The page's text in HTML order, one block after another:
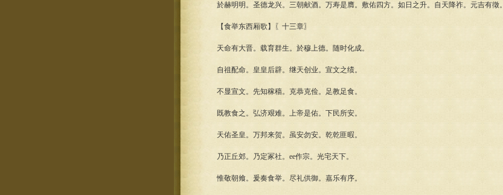
於赫明明。圣德龙兴。三朝献酒。万寿是膺。敷佑四方。如日之升。自天降祚。元吉有徵。
【食举东西厢歌】〖十三章〗
天命有大晋。载育群生。於穆上德。随时化成。
自祖配命。皇皇后辟。继天创业。宣文之绩。
不显宣文。先知稼穑。克恭克俭。足教足食。
既教食之。弘济艰难。上帝是佑。下民所安。
天佑圣皇。万邦来贺。虽安勿安。乾乾匪暇。
乃正丘郊。乃定冢社。ее作宗。光宅天下。
惟敬朝飨。爰奏食举。尽礼供御。嘉乐有序。